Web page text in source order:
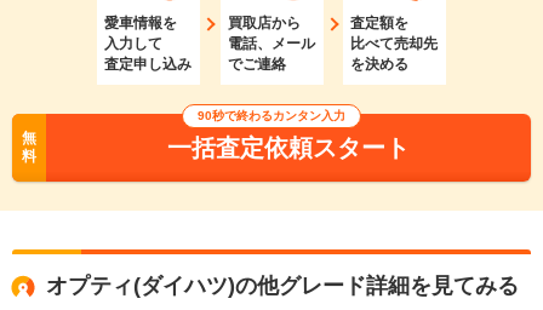
愛車情報を
入力して
査定申し込み
買取店から
電話、メール
でご連絡
査定額を
比べて売却先
を決める
無
料
90秒で終わるカンタン入力
一括査定依頼スタート
オプティ(ダイハツ)の他グレード詳細を見てみる